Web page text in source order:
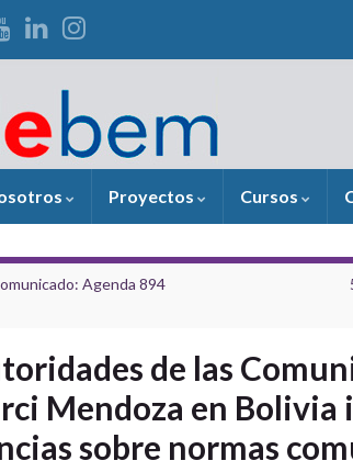
Proyectos Cursos
Agenda 894
de las
Mendoza en
sobre normas